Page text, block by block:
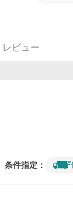
レビュー
条件指定：